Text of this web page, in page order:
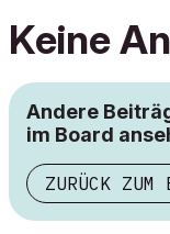
Keine
Andere
im Board
ZURÜCK ZUM